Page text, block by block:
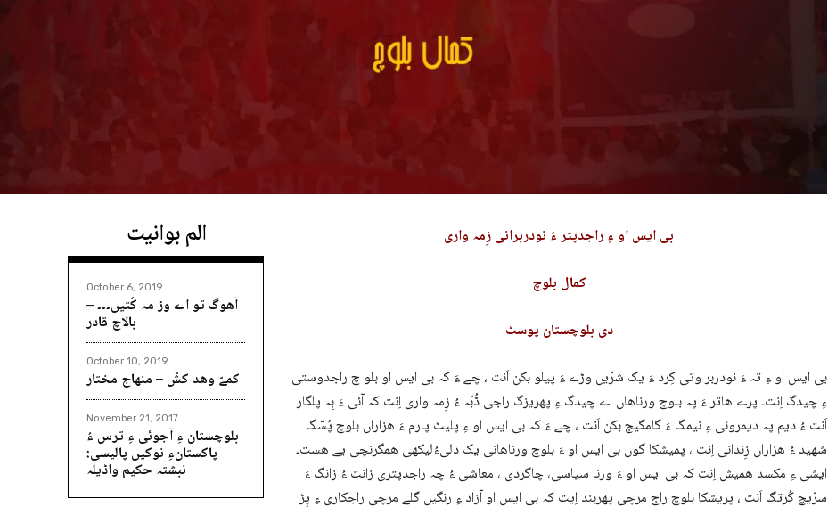
الم بوانیت
October 6, 2019
آھوگ تو اے وڑ مہ کُتیں۔۔۔ –
بالاچ قادر
October 10, 2019
کمےّ وھد کشّ – منھاج مختار
November 21, 2017
بلوچستان ءِ آجوئی ءِ ترس ءُ
پاکستانءِ نوکیں پالیسی:
نبشتہ حکیم واڈیلہ
بی ایس او ءِ راجدپتر ءُ نودربرانی زِمہ واری
کمال بلوچ
دی بلوچستان پوسٹ
بی ایس او ءِ تہ ءَ نودربر وتی کِرد ءَ یک شرّیں وڑے ءَ پیلو بکن اَنت ، چے ءَ کہ بی ایس او بلو چ راجدوستی
ءِ چیدگ اِنت۔ پرے ھاتر ءَ پہ بلوچ ورناھاں اے چیدگ ءِ پھریزگ راجی ڈُبّہ ءُ زِمہ واری اِنت کہ آئی ءَ بِہ پلگار
اَنت ءُ دیم پہ دیمروئی ءِ نیمگ ءَ گامگیج بکن اَنت ، چے ءَ کہ بی ایس او ءِ پلیٹ پارم ءَ ھزاراں بلوچ پُسّگ
شھید ءُ ھزاراں زِندانی اِنت ، پمیشکا گوں بی ایس او ءَ بلوچ ورناھانی یک دلیءُلیکھی ھمگرنچی یے ھست۔
ایشی ءِ مکسد ھمیش اِنت کہ بی ایس او ءَ ورنا سیاسی، چاگردی ، معاشی ءُ چہ راجدپتری زانت ءُ زانگ ءَ
سرّیچ کُرتگ اَنت ، پریشکا بلوچ راج مرچی پھربند اِیت کہ بی ایس او آزاد ءِ رنگیں گلے مرچی راجکاری ءِ پِڑ